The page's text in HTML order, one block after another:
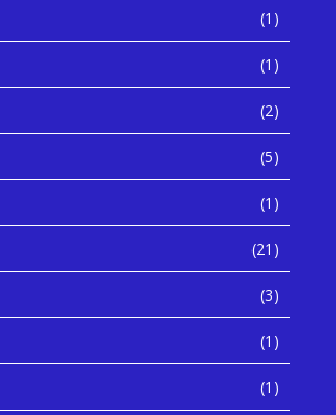
(1)
(1)
(2)
(5)
(1)
(21)
(3)
(1)
(1)